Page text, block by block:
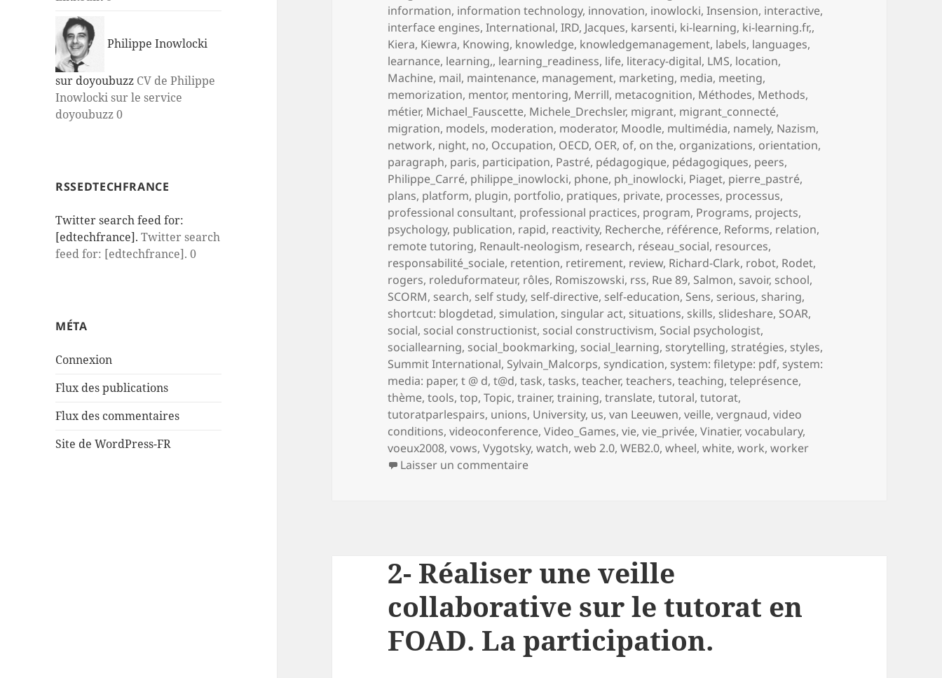
Philippe Inowlocki
sur doyoubuzz CV de Philippe
Inowlocki sur le service
doyoubuzz 0
RSSEDTECHFRANCE
Twitter search feed for:
[edtechfrance]. Twitter search
feed for: [edtechfrance]. 0
MÉTA
Connexion
Flux des publications
Flux des commentaires
Site de WordPress-FR
information, information technology, innovation, inowlocki,Insension, interactive,
interface engines,International,IRD, Jacques, karsenti, ki-learning, ki-learning.fr,,
Kiera, Kiewra, Knowing, knowledge, knowledgemanagement, labels, languages,
learnance, learning,, learning_readiness, life, literacy-digital, LMS, location,
Machine, mail, maintenance, management, marketing, media, meeting,
memorization, mentor, mentoring, Merrill, metacognition, Méthodes, Methods,
métier, Michael_Fauscette, Michele_Drechsler, migrant, migrant_connecté,
migration, models, moderation, moderator, Moodle, multimédia, namely, Nazism,
network, night, no, Occupation, OECD, OER, of, on the, organizations, orientation,
paragraph, paris, participation, Pastré, pédagogique, pédagogiques, peers,
Philippe_Carré, philippe_inowlocki, phone, ph_inowlocki, Piaget, pierre_pastré,
plans, platform, plugin, portfolio, pratiques, private, processes, processus,
professional consultant, professional practices, program, Programs, projects,
psychology, publication, rapid, reactivity, Recherche, référence, Reforms, relation,
remote tutoring, Renault-neologism, research, réseau_social, resources,
responsabilité_sociale, retention, retirement, review, Richard-Clark, robot, Rodet,
rogers, roleduformateur, rôles, Romiszowski, rss, Rue 89, Salmon, savoir, school,
SCORM, search, self study, self-directive, self-education, Sens, serious, sharing,
shortcut: blogdetad, simulation, singular act, situations, skills, slideshare, SOAR,
social, social constructionist, social constructivism, Social psychologist,
sociallearning, social_bookmarking, social_learning, storytelling, stratégies, styles,
Summit International, Sylvain_Malcorps, syndication, system: filetype: pdf, system:
media: paper,t @ d,t@d,task,tasks,teacher,teachers,teaching,teleprésence,
thème,tools,top,Topic,trainer,training,translate,tutoral,tutorat,
tutoratparlespairs, unions, University, us,van Leeuwen,veille,vergnaud,video
conditions,videoconference,Video_Games,vie,vie_privée,Vinatier,vocabulary,
voeux2008,vows,Vygotsky,watch,web 2.0,WEB2.0,wheel,white,work,worker
Laisser un commentairesur 3- Réaliser une veille collaborative sur le tutorat en FOAD. Les thèmes de
2- Réaliser une veille
collaborative sur le tutorat en
FOAD. La participation.